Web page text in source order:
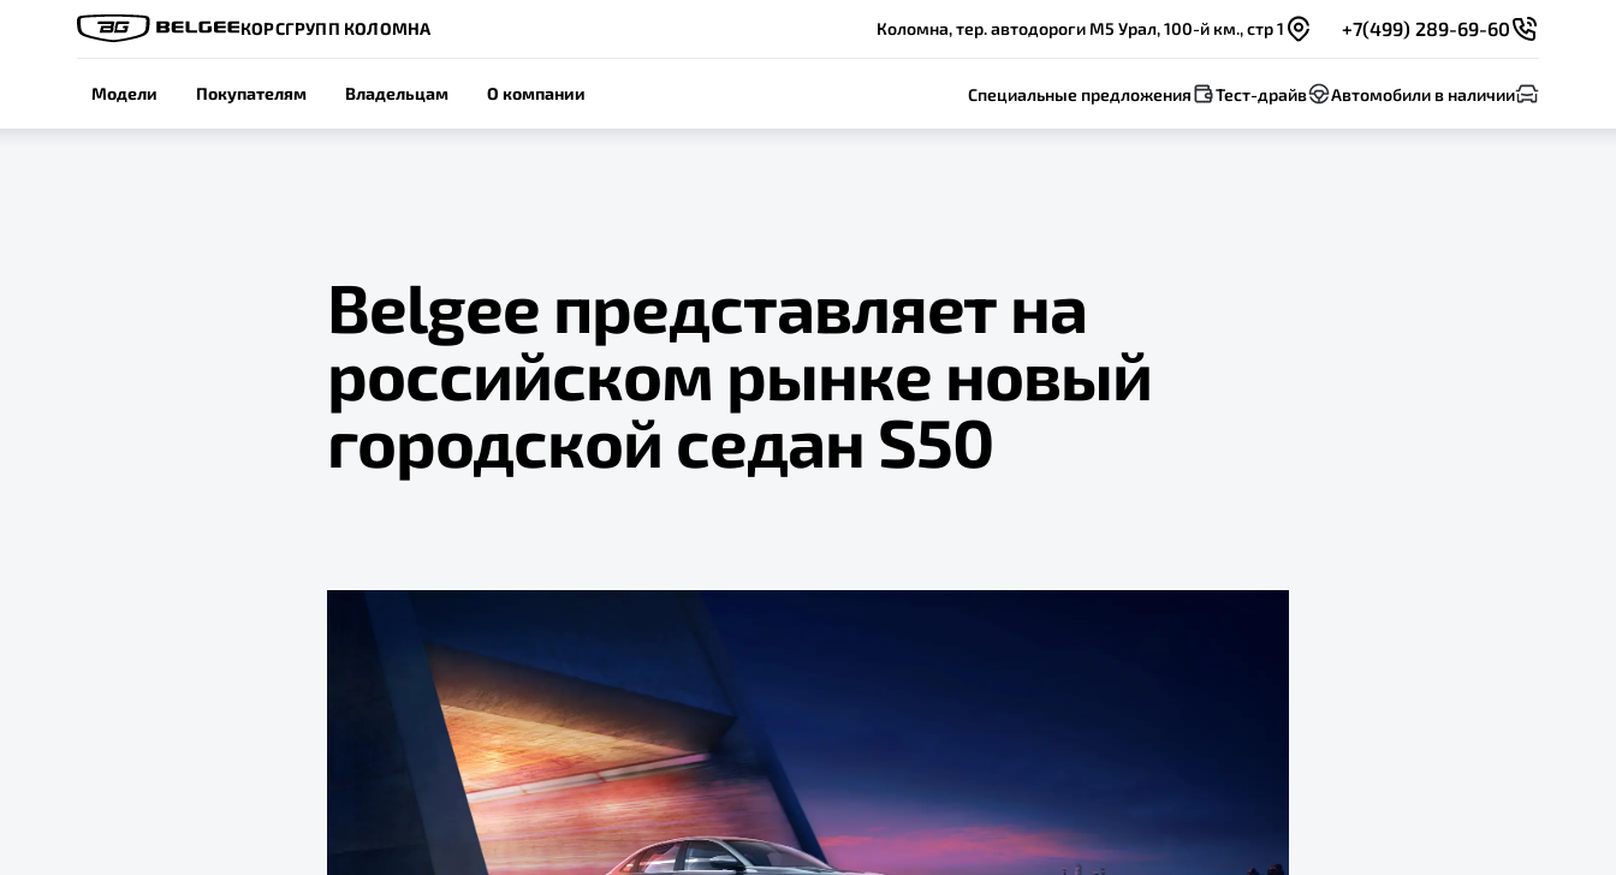
КОРСГРУПП КОЛОМНА Коломна, тер. автодороги М5 Урал, 100-й км., стр 1 +7(499) 289-69-60
Модели Покупателям Владельцам О компании Специальные предложения Тест-драйв Автомобили в наличии
Belgee представляет на
российском рынке новый
городской седан S50